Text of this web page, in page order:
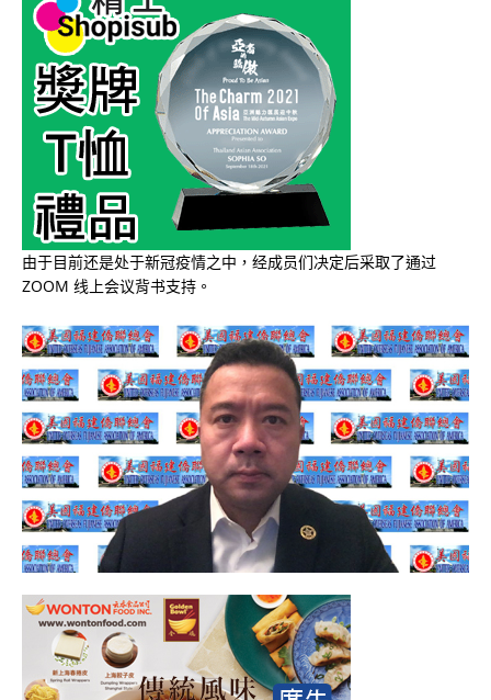
由于目前还是处于新冠疫情之中，经成员们决定后采取了通过
ZOOM 线上会议背书支持。